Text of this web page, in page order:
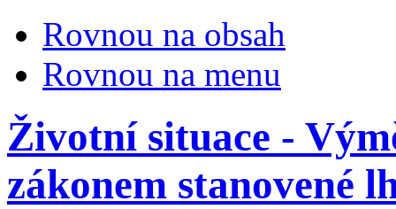
Rovnou na obsah
Rovnou na menu
Životní situace -
zákonem stanovené